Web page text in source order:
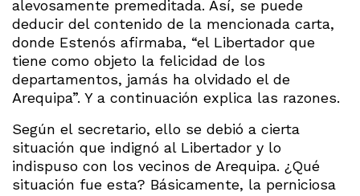
alevosamente premeditada. Así, se puede
deducir del contenido de la mencionada carta,
donde Estenós afirmaba, “el Libertador que
tiene como objeto la felicidad de los
departamentos, jamás ha olvidado el de
Arequipa”. Y a continuación explica las razones.
Según el secretario, ello se debió a cierta
situación que indignó al Libertador y lo
indispuso con los vecinos de Arequipa. ¿Qué
situación fue esta? Básicamente, la perniciosa